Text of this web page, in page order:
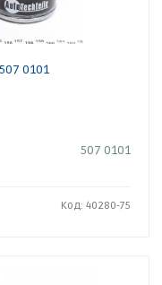
0101
507 0101
Код: 40280-75